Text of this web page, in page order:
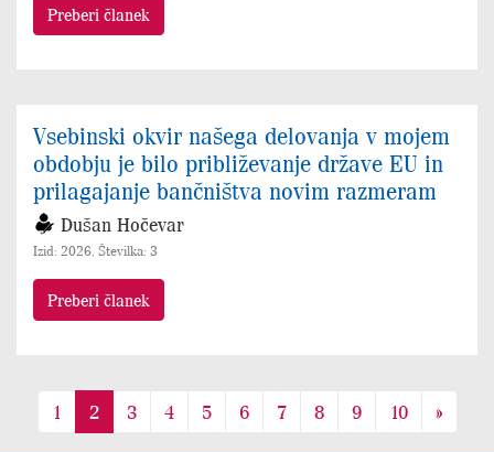
Preberi članek
Vsebinski okvir našega delovanja v mojem
obdobju je bilo približevanje države EU in
prilagajanje bančništva novim razmeram
Dušan Hočevar
Izid: 2026, Številka: 3
Preberi članek
1 2 3 4 5 6 7 8 9 10 »